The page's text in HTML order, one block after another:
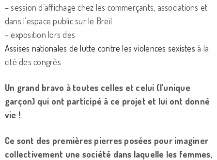
– session d’affichage chez les commerçants, associations et
dans l’espace public sur le Breil
– exposition lors des
Assises nationales de lutte contre les violences sexistes à la
cité des congrès
Un grand bravo à toutes celles et celui (l’unique
garçon) qui ont participé à ce projet et lui ont donné
vie !
Ce sont des premières pierres posées pour imaginer
collectivement une société dans laquelle les femmes,